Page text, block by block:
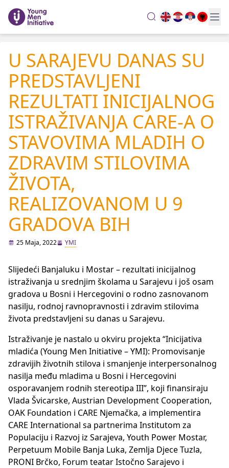
search
U SARAJEVU DANAS SU
PREDSTAVLJENI
REZULTATI INICIJALNOG
ISTRAŽIVANJA CARE-A O
STAVOVIMA MLADIH O
ZDRAVIM STILOVIMA
ŽIVOTA,
REALIZOVANOM U 9
GRADOVA BIH
25 Maja, 2022 YMI
Slijedeći Banjaluku i Mostar – rezultati inicijalnog
istraživanja u srednjim školama u Sarajevu i još osam
gradova u Bosni i Hercegovini o rodno zasnovanom
nasilju, rodnoj ravnopravnosti i zdravim stilovima
života predstavljeni su danas u Sarajevu.
Istraživanje je nastalo u okviru projekta “Inicijativa
mladića (Young Men Initiative – YMI): Promovisanje
zdravijih životnih stilova i smanjenje interpersonalnog
nasilja među mladima u Bosni i Hercegovini
osporavanjem rodnih stereotipa III”, koji finansiraju
Vlada Švicarske, Austrian Development Cooperation,
OAK Foundation i CARE Njemačka, a implementira
CARE International sa partnerima Institutom za
Populaciju i Razvoj iz Sarajeva, Youth Power Mostar,
Perpetuum Mobile Banja Luka, Zemlja Djece Tuzla,
PRONI Brčko, Forum teatar Istočno Sarajevo i